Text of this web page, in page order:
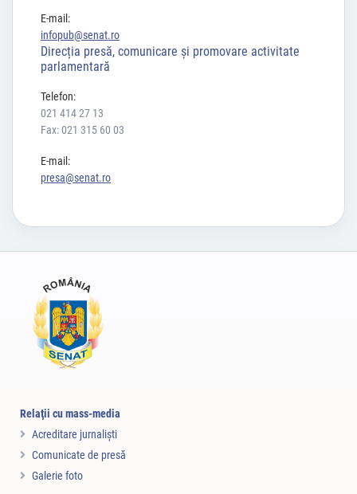
E-mail:
infopub@senat.ro
Direcția presă, comunicare și promovare activitate
parlamentară
Telefon:
021 414 27 13
Fax: 021 315 60 03
E-mail:
presa@senat.ro
Relaţii cu mass-media
Acreditare jurnalişti
Comunicate de presă
Galerie foto